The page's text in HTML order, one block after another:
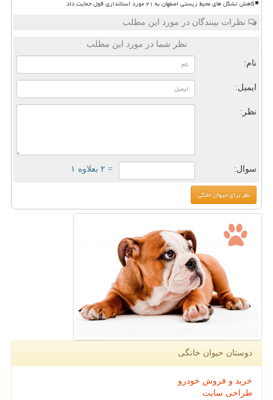
کاهش تشکل های محیط زیستی اصفهان به ۲۱ مورد استانداری قول حمایت داد
نظرات بینندگان در مورد این مطلب
نظر شما در مورد این مطلب
نام:
ایمیل:
نظر:
سوال: = ۲ بعلاوه ۱
دوستان حیوان خانگی
خرید و فروش خودرو
طراحی سایت